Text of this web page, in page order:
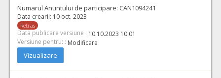
Numarul Anuntului de participare: CAN1094241
Data crearii: 10 oct. 2023
Retras
Data publicare versiune : 10.10.2023 10:01
Versiune pentru: : Modificare
Vizualizare